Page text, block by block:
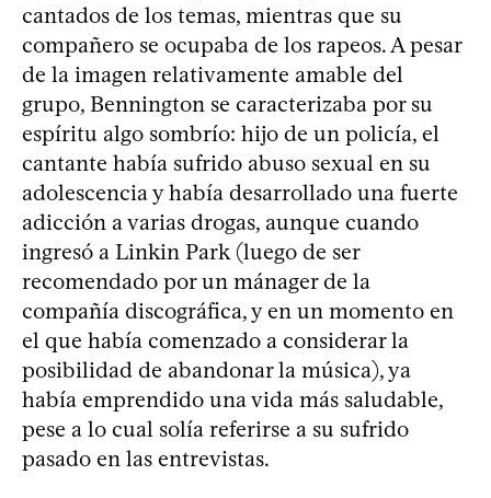
cantados de los temas, mientras que su
compañero se ocupaba de los rapeos. A pesar
de la imagen relativamente amable del
grupo, Bennington se caracterizaba por su
espíritu algo sombrío: hijo de un policía, el
cantante había sufrido abuso sexual en su
adolescencia y había desarrollado una fuerte
adicción a varias drogas, aunque cuando
ingresó a Linkin Park (luego de ser
recomendado por un mánager de la
compañía discográfica, y en un momento en
el que había comenzado a considerar la
posibilidad de abandonar la música), ya
había emprendido una vida más saludable,
pese a lo cual solía referirse a su sufrido
pasado en las entrevistas.